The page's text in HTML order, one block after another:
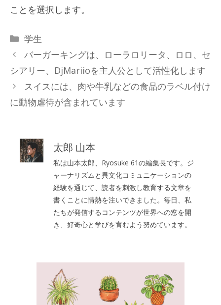
ことを選択します。
カ
テ
リ
ー
学生
バーガーキングは、ローラロリータ、ロロ、セ
シアリー、DjMariioを主人公として活性化します
スイスには、肉や牛乳などの食品のラベル付け
に動物虐待が含まれています
太郎 山本
私は山本太郎、Ryosuke 61の編集長です。ジ
ャーナリズムと異文化コミュニケーションの
経験を通じて、読者を刺激し教育する文章を
書くことに情熱を注いできました。毎日、私
たちが発信するコンテンツが世界への窓を開
き、好奇心と学びを育むよう努めています。